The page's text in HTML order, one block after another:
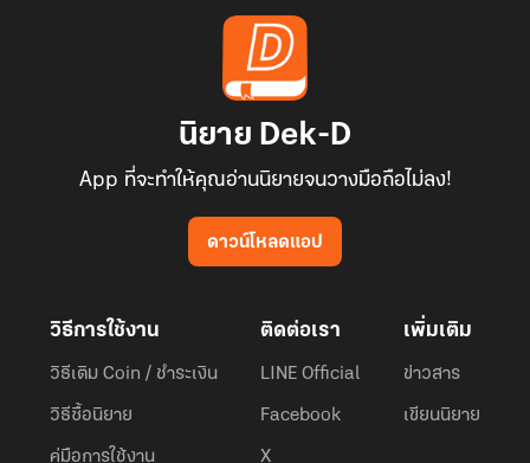
นิยาย Dek-D
App ที่จะทำให้คุณอ่านนิยายจนวางมือถือไม่ลง!
ดาวน์โหลดแอป
วิธีการใช้งาน
วิธีเติม Coin / ชำระเงิน
วิธีซื้อนิยาย
คู่มือการใช้งาน
ติดต่อเรา
LINE Official
Facebook
X
เพิ่มเติม
ข่าวสาร
เขียนนิยาย